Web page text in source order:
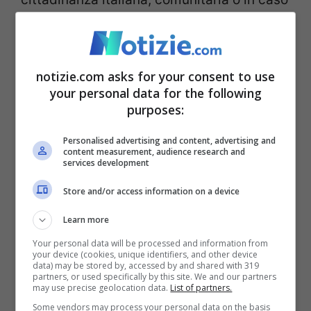
possesso di regolare permesso di
soggiorno. E poi: seguite dai centri
antiviolenza riconosciuti dalle Regioni e
fuoriuscita dalla violenza; in condizioni di
L’obiettivo della misura è quello di
permettere ilriacquisto di un’autonomia
personale e coprire le spese per il
percorso scolastico o formativodei figli
notizie.com asks for your consent to use
your personal data for the following
purposes:
Personalised advertising and content, advertising and
content measurement, audience research and
services development
Store and/or access information on a device
Learn more
Your personal data will be processed and information from
your device (cookies, unique identifiers, and other device
data) may be stored by, accessed by and shared with 319
partners, or used specifically by this site. We and our partners
may use precise geolocation data. List of partners.
Some vendors may process your personal data on the basis